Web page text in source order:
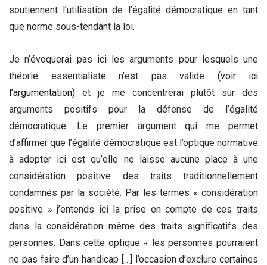
soutiennent l’utilisation de l’égalité démocratique en tant
que norme sous-tendant la loi.
Je n’évoquerai pas ici les arguments pour lesquels une
théorie essentialiste n’est pas valide (voir ici
l’argumentation) et je me concentrerai plutôt sur des
arguments positifs pour la défense de l’égalité
démocratique. Le premier argument qui me permet
d’affirmer que l’égalité démocratique est l’optique normative
à adopter ici est qu’elle ne laisse aucune place à une
considération positive des traits traditionnellement
condamnés par la société. Par les termes « considération
positive » j’entends ici la prise en compte de ces traits
dans la considération même des traits significatifs des
personnes. Dans cette optique « les personnes pourraient
ne pas faire d’un handicap […] l’occasion d’exclure certaines